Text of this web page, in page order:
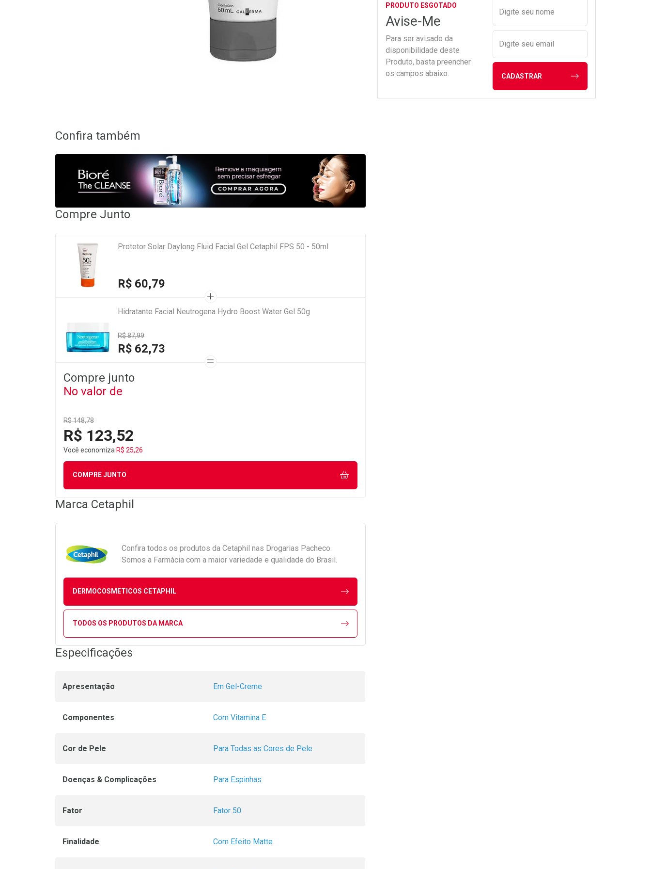
PRODUTO ESGOTADO
Avise-Me
Para ser avisado da
disponibilidade deste
Produto, basta preencher
os campos abaixo.
Preencher nome e email
Digite seu nome
Digite seu email
CADASTRAR
Confira também
Compre Junto
Protetor Solar Daylong Fluid Facial Gel Cetaphil FPS 50 - 50ml
R$ 60,79
Hidratante Facial Neutrogena Hydro Boost Water Gel 50g
R$ 87,99
R$ 62,73
Compre junto
No valor de
R$ 148,78
R$ 123,52
Você economiza R$ 25,26
COMPRE JUNTO
Marca Cetaphil
Confira todos os produtos da Cetaphil nas Drogarias Pacheco.
Somos a Farmácia com a maior variedade e qualidade do Brasil.
DERMOCOSMETICOS CETAPHIL
TODOS OS PRODUTOS DA MARCA
Especificações
Apresentação Em Gel-Creme
Componentes Com Vitamina E
Cor de Pele Para Todas as Cores de Pele
Doenças & Complicações Para Espinhas
Fator Fator 50
Finalidade Com Efeito Matte